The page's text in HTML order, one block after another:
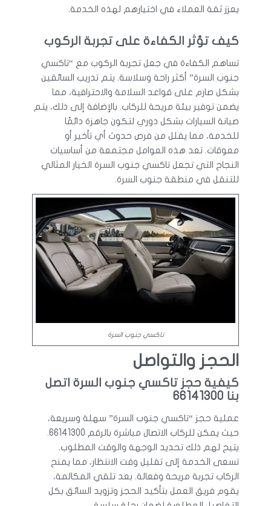
يعزز ثقة العملاء في اختيارهم لهذه الخدمة.
كيف تؤثر الكفاءة على تجربة الركوب
تساهم الكفاءة في جعل تجربة الركوب مع “تاكسي
جنوب السرة” أكثر راحة وسلاسة. يتم تدريب السائقين
بشكل صارم على قواعد السلامة والاحترافية، مما
يضمن توفير بيئة مريحة للركاب. بالإضافة إلى ذلك، يتم
صيانة السيارات بشكل دوري لتكون جاهزة دائمًا
للخدمة، مما يقلل من فرص حدوث أي تأخير أو
معوقات. تعد هذه العوامل مجتمعة من أساسيات
النجاح التي تجعل تاكسي جنوب السرة الخيار المثالي
للتنقل في منطقة جنوب السرة.
تاكسي جنوب السرة
الحجز والتواصل
كيفية حجز تاكسي جنوب السرة اتصل
بنا 66141300
عملية حجز “تاكسي جنوب السرة” سهلة وسريعة،
حيث يمكن للركاب الاتصال مباشرة بالرقم 66141300.
يتيح لهم ذلك تحديد الوجهة والوقت المطلوب.
تسعى الخدمة إلى تقليل وقت الانتظار، مما يمنح
الركاب تجربة مريحة وفعالة. بعد تلقي المكالمة،
يقوم فريق العمل بتأكيد الحجز وتزويد السائق بكل